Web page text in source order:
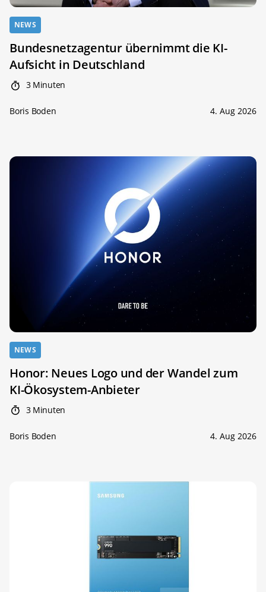
NEWS
Bundesnetzagentur übernimmt die KI-
Aufsicht in Deutschland
3 Minuten
Boris Boden 4. Aug 2026
NEWS
Honor: Neues Logo und der Wandel zum
KI-Ökosystem-Anbieter
3 Minuten
Boris Boden 4. Aug 2026